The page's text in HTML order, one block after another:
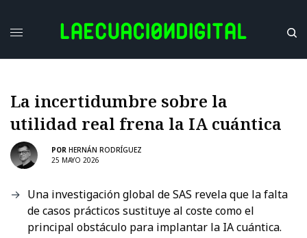
La incertidumbre sobre la
utilidad real frena la IA cuántica
POR HERNÁN RODRÍGUEZ
25 MAYO 2026
Una investigación global de SAS revela que la falta
de casos prácticos sustituye al coste como el
principal obstáculo para implantar la IA cuántica.